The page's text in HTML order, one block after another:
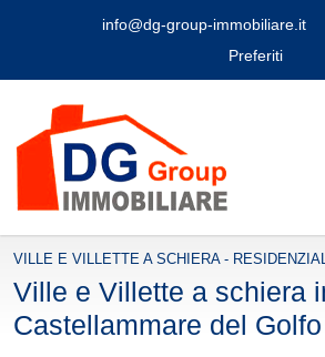
info@dg-group-immobiliare.it
Preferiti
VILLE E VILLETTE A SCHIERA -
Ville e Villette a schiera
Castellammare del Golfo